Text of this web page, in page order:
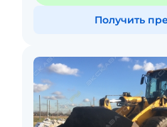
Получить